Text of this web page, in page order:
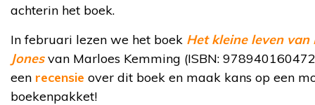
achterin het boek.
In februari lezen we het boek Het kleine leven van
Jonesvan Marloes Kemming (ISBN:
een recensie over dit boek en maak kans op een
boekenpakket!